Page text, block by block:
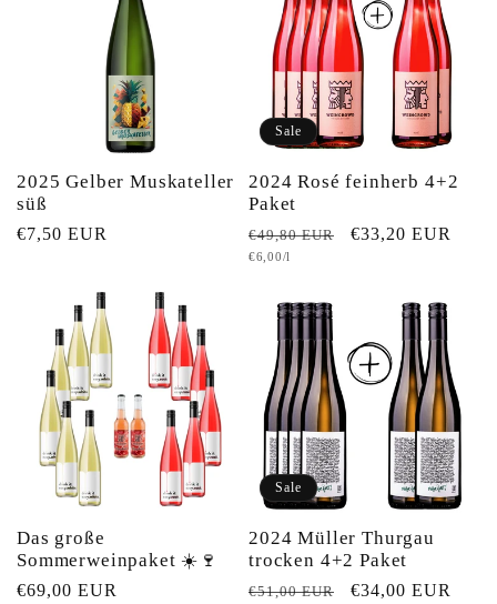
2025 Gelber Muskateller
süß
Normaler
€7,50 EUR
Sale
2024 Rosé feinherb 4+2
Paket
Normaler
Preis
€49,80 EUR Verkaufspreis
€33,20 EUR
Grundpreis
€6,00/l
Das große
Sommerweinpaket ☀️🍷
Normaler
€69,00 EUR
Sale
2024 Müller Thurgau
trocken 4+2 Paket
Normaler
€51,00 EUR Verkaufspreis
€34,00 EUR